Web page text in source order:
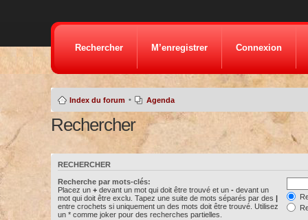
Rechercher M’enregistrer Connexion
Index du forum • Agenda
Rechercher
RECHERCHER
Recherche par mots-clés:
Placez un +devant un mot qui doit être trouvé et un -devant un
mot qui doit être exclu. Tapez une suite de mots séparés par des |
entre crochets si uniquement un des mots doit être trouvé. Utilisez
un * comme joker pour des recherches partielles.